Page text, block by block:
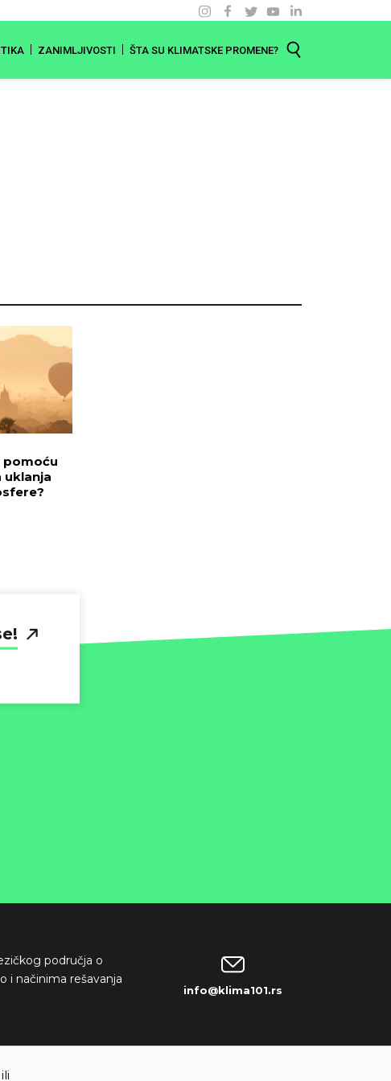
ZANIMLJIVOSTI ŠTA SU KLIMATSKE PROMENE?
pomoću
uklanja
područja o
i načinima rešavanja
info@klima101.rs